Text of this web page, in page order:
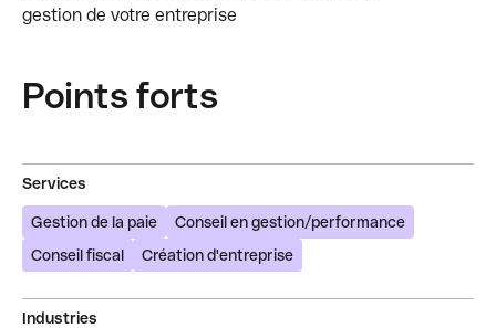
gestion de votre entreprise
Points forts
Services
Gestion de la paie
Conseil en gestion/performance
Conseil fiscal
Création d'entreprise
Industries